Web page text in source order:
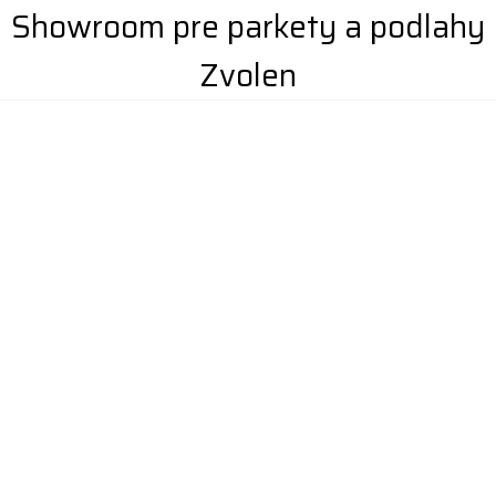
Showroom pre parkety a podlahy
Zvolen